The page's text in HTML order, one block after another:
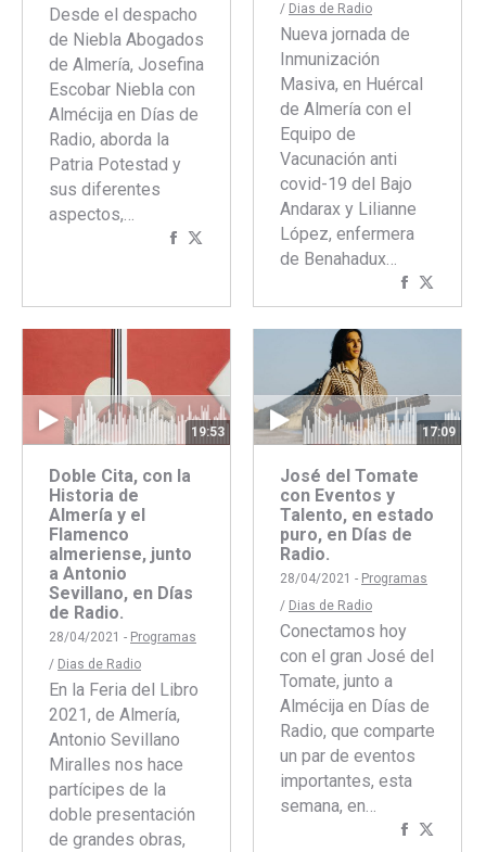
Desde el despacho
de Niebla Abogados
de Almería, Josefina
Escobar Niebla con
Almécija en Días de
Radio, aborda la
Patria Potestad y
sus diferentes
aspectos,…
Compartir
/ Dias de Radio
Nueva jornada de
Inmunización
Masiva, en Huércal
de Almería con el
Equipo de
Vacunación anti
covid-19 del Bajo
Andarax y Lilianne
López, enfermera
de Benahadux…
Compartir
concon
19:53
Doble Cita, con la
Historia de
Almería y el
Flamenco
almeriense, junto
a Antonio
Sevillano, en Días
de Radio.
28/04/2021 - Programas
/ Dias de Radio
En la Feria del Libro
2021, de Almería,
Antonio Sevillano
Miralles nos hace
partícipes de la
doble presentación
de grandes obras,
17:09
José del Tomate
con Eventos y
Talento, en estado
puro, en Días de
Radio.
28/04/2021 - Programas
/ Dias de Radio
Conectamos hoy
con el gran José del
Tomate, junto a
Almécija en Días de
Radio, que comparte
un par de eventos
importantes, esta
semana, en…
Compartir